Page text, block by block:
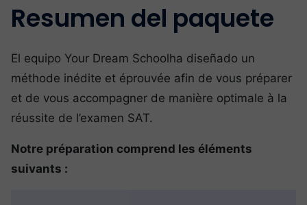
Resumen del paquete
El equipo Your Dream Schoolha diseñado un
méthode inédite et éprouvée afin de vous préparer
et de vous accompagner de manière optimale à la
réussite de l’examen SAT.
Notre préparation comprend les éléments
suivants :